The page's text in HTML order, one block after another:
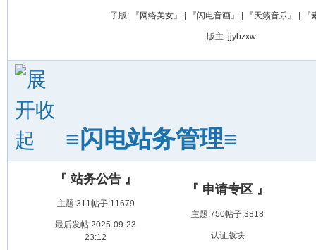
子版: 『网络美女』 『闪电音画』 『天籁音乐』
版主: jjybzxw
≡闪电站务管理≡
『 站务公告 』
主题:311帖子:11679
最后发帖:2025-09-23
23:12
『 申请专区 』
主题:750帖子:3818
认证版块